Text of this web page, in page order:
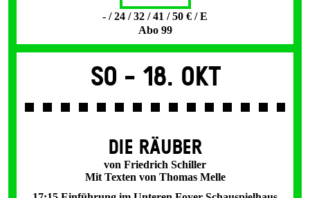
- / 24 / 32 / 41 / 50 € / E
Abo 99
So - 18. Okt
DIE RÄUBER
von Friedrich Schiller
Mit Texten von Thomas Melle